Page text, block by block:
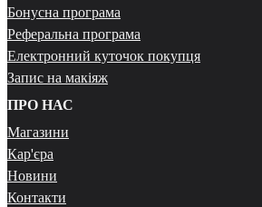
Бонусна програма
Реферальна програма
Електронний куточок покупця
Запис на макіяж
ПРО НАС
Магазини
Кар'єра
Новини
Контакти